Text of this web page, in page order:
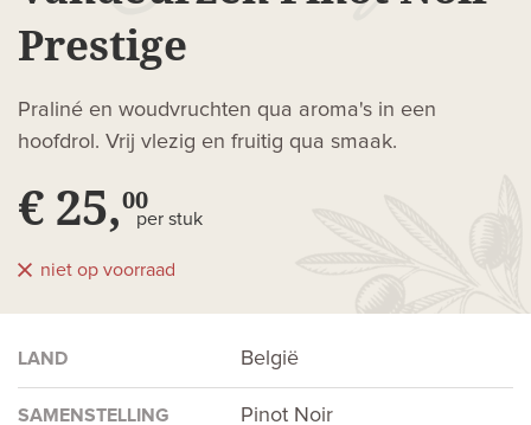
Prestige
Praliné en woudvruchten qua aroma's in een
hoofdrol. Vrij vlezig en fruitig qua smaak.
€ 25,00
per stuk
niet op voorraad
LAND België
SAMENSTELLING Pinot Noir